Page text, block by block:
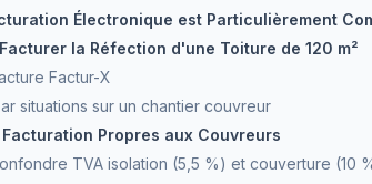
Électronique est Particulièrement
la Réfection d'une Toiture de 120 m²
Factur-X
situations sur un chantier couvreur
Propres aux Couvreurs
TVA isolation (5,5 %) et couverture (10